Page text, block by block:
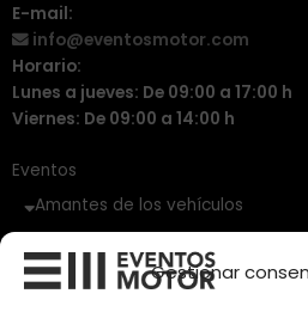
Gestionar
E-mail:
info@eventosmotor.com
Horario:
Lunes a jueves: De 09:00 a 17:00 h
Viernes: De 09:00 a 14:00 h
Eventos
Amantes de los vehículos
Vehículos Clásicos